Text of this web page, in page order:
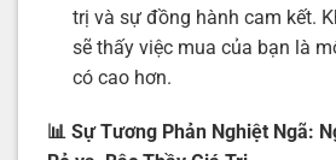
trị và sự đồng hành cam kết.
sẽ thấy việc mua của bạn là
có cao hơn.
📊 Sự Tương Phản Nghiệt Ngã: